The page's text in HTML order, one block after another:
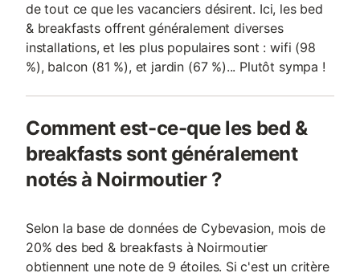
de tout ce que les vacanciers désirent. Ici, les bed
& breakfasts offrent généralement diverses
installations, et les plus populaires sont : wifi (98
%), balcon (81 %), et jardin (67 %)... Plutôt sympa !
Comment est-ce-que les bed &
breakfasts sont généralement
notés à Noirmoutier ?
Selon la base de données de Cybevasion, mois de
20% des bed & breakfasts à Noirmoutier
obtiennent une note de 9 étoiles. Si c'est un critère